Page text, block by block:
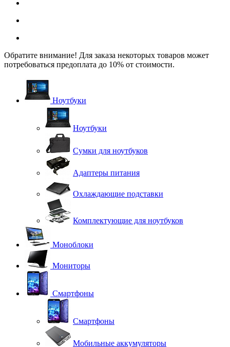
Обратите внимание! Для заказа некоторых товаров может
потребоваться предоплата до 10% от стоимости.
Ноутбуки
Ноутбуки
Сумки для ноутбуков
Адаптеры питания
Охлаждающие подставки
Комплектующие для ноутбуков
Моноблоки
Мониторы
Смартфоны
Смартфоны
Мобильные аккумуляторы